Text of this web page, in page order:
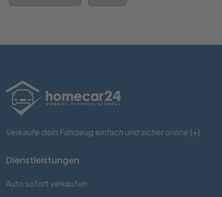
Verkaufe dein Fahrzeug einfach und sicher online [+]
Dienstleistungen
Auto sofort verkaufen